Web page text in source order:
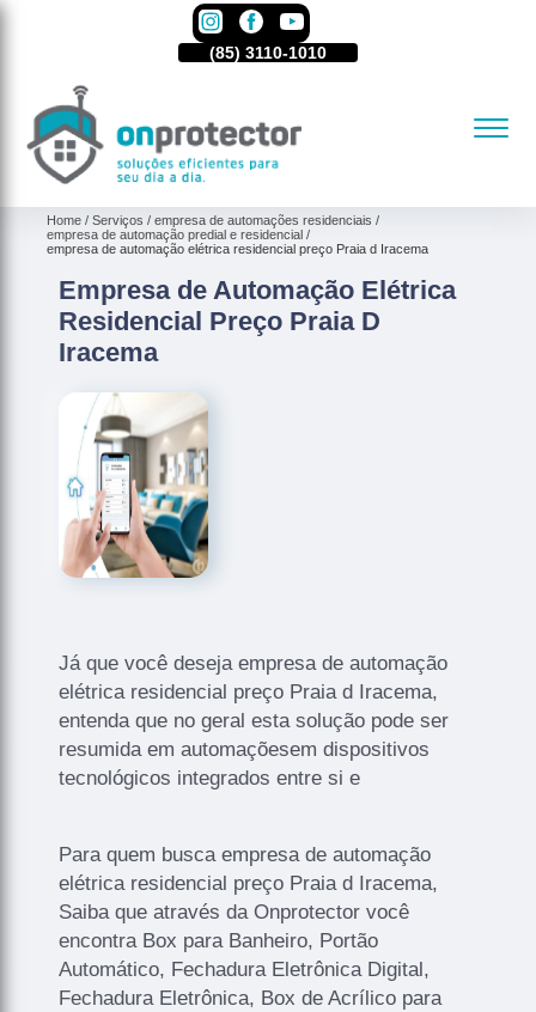
(85) 3110-1010
Home Serviços
empresa de automações residenciais
empresa de automação predial e residencial
empresa de automação elétrica residencial preço Praia d Iracema
Empresa de Automação Elétrica
Residencial Preço Praia D
Iracema
Já que você deseja empresa de automação
elétrica residencial preço Praia d Iracema,
entenda que no geral esta solução pode ser
resumida em automaçõesem dispositivos
tecnológicos integrados entre si e
Para quem busca empresa de automação
elétrica residencial preço Praia d Iracema,
Saiba que através da Onprotector você
encontra Box para Banheiro, Portão
Automático, Fechadura Eletrônica Digital,
Fechadura Eletrônica, Box de Acrílico para